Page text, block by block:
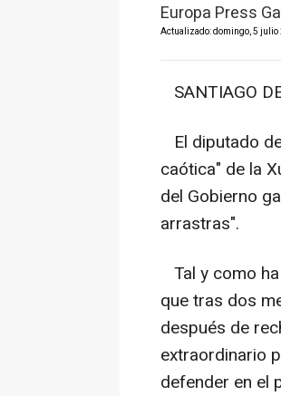
Europa Press
Actualizado: domingo, 5
SANTIAGO
El diputado
caótica" de la
del Gobierno
arrastras".
Tal y como
que tras dos
después de
extraordinario
defender en el